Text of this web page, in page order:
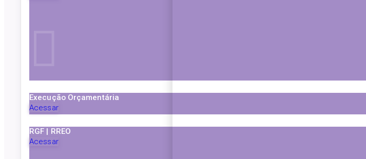
Execução Orçamentária
Acessar
RGF | RREO
Acessar